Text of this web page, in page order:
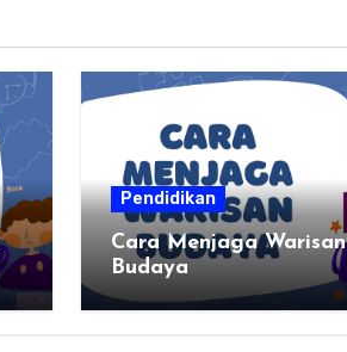
Pendidikan
Cara Menjaga Warisan
Budaya